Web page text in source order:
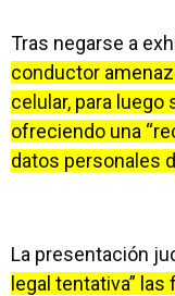
Tras negarse a
conductor
celular, para
ofreciendo una
datos personales
La presentación
legal tentativa”